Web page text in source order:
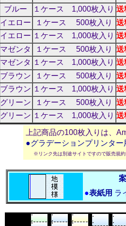
ブルー １ケース 1,000枚入り 送
イエロー １ケース 500枚入り
送
イエロー １ケース 1,000枚入り 送
マゼンタ １ケース 500枚入り
送
マゼンタ １ケース 1,000枚入り 送
ブラウン １ケース 500枚入り
送
ブラウン １ケース 1,000枚入り 送
グリーン １ケース 500枚入り
送
グリーン １ケース 1,000枚入り 送
上記商品の100枚入りは、
●グラデーションプリンタ
※リンク先は別途サイトですので販売規
●表紙用 ラ